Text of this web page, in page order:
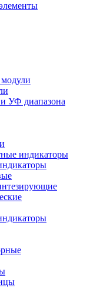
УФ диапазона
индикаторы